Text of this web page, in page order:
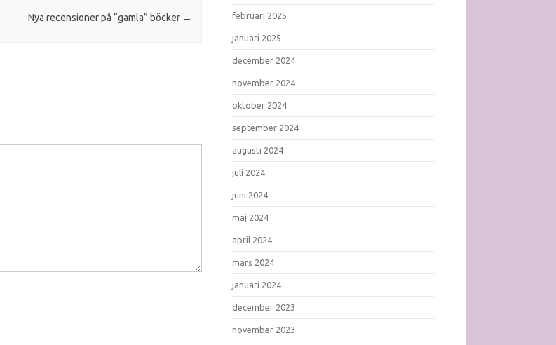
Nya recensioner på ”gamla” böcker → februari 2025
januari 2025
december 2024
november 2024
oktober 2024
september 2024
augusti 2024
juli 2024
juni 2024
maj 2024
april 2024
mars 2024
januari 2024
december 2023
november 2023